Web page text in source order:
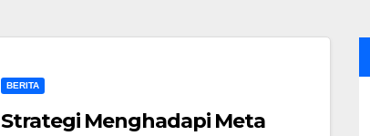
BERITA
Strategi Menghadapi Meta